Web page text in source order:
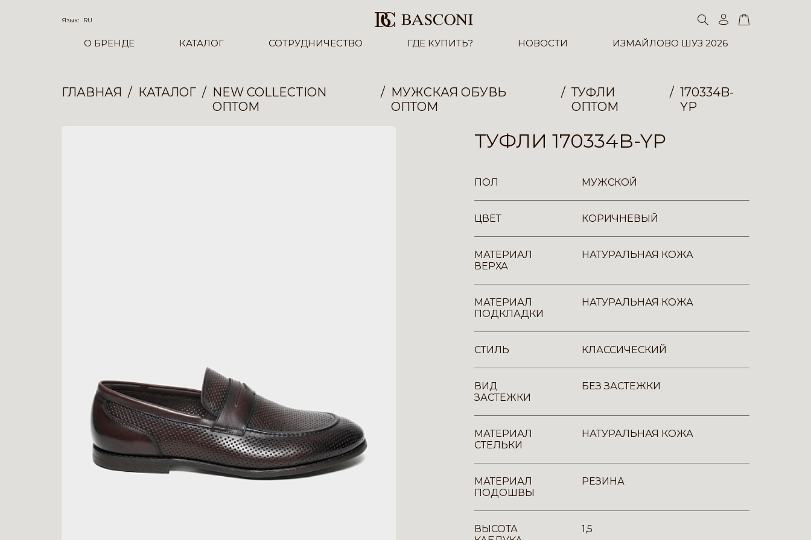
Язык: RU
О БРЕНДЕ КАТАЛОГ СОТРУДНИЧЕСТВО ГДЕ КУПИТЬ? НОВОСТИ ИЗМАЙЛОВО ШУЗ 2026
ГЛАВНАЯ КАТАЛОГ
NEW COLLECTION
ОПТОМ
МУЖСКАЯ ОБУВЬ
ОПТОМ
ТУФЛИ
ОПТОМ
170334B-
YP
ТУФЛИ 170334B-YP
ПОЛ МУЖСКОЙ
ЦВЕТ КОРИЧНЕВЫЙ
МАТЕРИАЛ
ВЕРХА
НАТУРАЛЬНАЯ КОЖА
МАТЕРИАЛ
ПОДКЛАДКИ
НАТУРАЛЬНАЯ КОЖА
СТИЛЬ КЛАССИЧЕСКИЙ
ВИД
ЗАСТЕЖКИ
БЕЗ ЗАСТЕЖКИ
МАТЕРИАЛ
СТЕЛЬКИ
НАТУРАЛЬНАЯ КОЖА
МАТЕРИАЛ
ПОДОШВЫ
РЕЗИНА
ВЫСОТА
1,5